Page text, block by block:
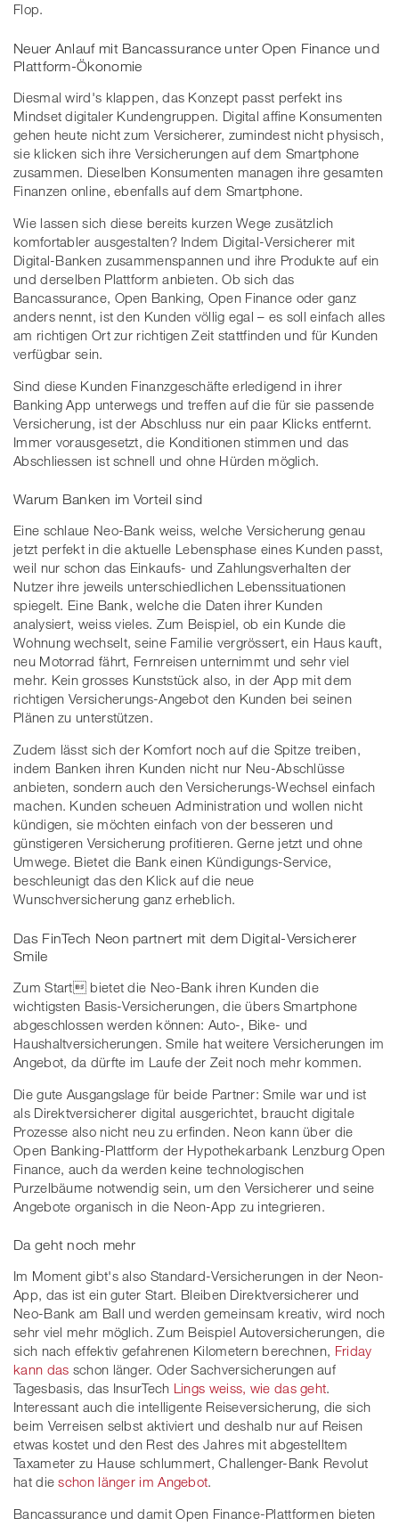
Flop.
Neuer Anlauf mit Bancassurance unter Open Finance und
Plattform-Ökonomie
Diesmal wird's klappen, das Konzept passt perfekt ins
Mindset digitaler Kundengruppen. Digital affine Konsumenten
gehen heute nicht zum Versicherer, zumindest nicht physisch,
sie klicken sich ihre Versicherungen auf dem Smartphone
zusammen. Dieselben Konsumenten managen ihre gesamten
Finanzen online, ebenfalls auf dem Smartphone.
Wie lassen sich diese bereits kurzen Wege zusätzlich
komfortabler ausgestalten? Indem Digital-Versicherer mit
Digital-Banken zusammenspannen und ihre Produkte auf ein
und derselben Plattform anbieten. Ob sich das
Bancassurance, Open Banking, Open Finance oder ganz
anders nennt, ist den Kunden völlig egal – es soll einfach alles
am richtigen Ort zur richtigen Zeit stattfinden und für Kunden
verfügbar sein.
Sind diese Kunden Finanzgeschäfte erledigend in ihrer
Banking App unterwegs und treffen auf die für sie passende
Versicherung, ist der Abschluss nur ein paar Klicks entfernt.
Immer vorausgesetzt, die Konditionen stimmen und das
Abschliessen ist schnell und ohne Hürden möglich.
Warum Banken im Vorteil sind
Eine schlaue Neo-Bank weiss, welche Versicherung genau
jetzt perfekt in die aktuelle Lebensphase eines Kunden passt,
weil nur schon das Einkaufs- und Zahlungsverhalten der
Nutzer ihre jeweils unterschiedlichen Lebenssituationen
spiegelt. Eine Bank, welche die Daten ihrer Kunden
analysiert, weiss vieles. Zum Beispiel, ob ein Kunde die
Wohnung wechselt, seine Familie vergrössert, ein Haus kauft,
neu Motorrad fährt, Fernreisen unternimmt und sehr viel
mehr. Kein grosses Kunststück also, in der App mit dem
richtigen Versicherungs-Angebot den Kunden bei seinen
Plänen zu unterstützen.
Zudem lässt sich der Komfort noch auf die Spitze treiben,
indem Banken ihren Kunden nicht nur Neu-Abschlüsse
anbieten, sondern auch den Versicherungs-Wechsel einfach
machen. Kunden scheuen Administration und wollen nicht
kündigen, sie möchten einfach von der besseren und
günstigeren Versicherung profitieren. Gerne jetzt und ohne
Umwege. Bietet die Bank einen Kündigungs-Service,
beschleunigt das den Klick auf die neue
Wunschversicherung ganz erheblich.
Das FinTech Neon partnert mit dem Digital-Versicherer
Smile
Zum Start bietet die Neo-Bank ihren Kunden die
wichtigsten Basis-Versicherungen, die übers Smartphone
abgeschlossen werden können: Auto-, Bike- und
Haushaltversicherungen. Smile hat weitere Versicherungen im
Angebot, da dürfte im Laufe der Zeit noch mehr kommen.
Die gute Ausgangslage für beide Partner: Smile war und ist
als Direktversicherer digital ausgerichtet, braucht digitale
Prozesse also nicht neu zu erfinden. Neon kann über die
Open Banking-Plattform der Hypothekarbank Lenzburg Open
Finance, auch da werden keine technologischen
Purzelbäume notwendig sein, um den Versicherer und seine
Angebote organisch in die Neon-App zu integrieren.
Da geht noch mehr
Im Moment gibt's also Standard-Versicherungen in der Neon-
App, das ist ein guter Start. Bleiben Direktversicherer und
Neo-Bank am Ball und werden gemeinsam kreativ, wird noch
sehr viel mehr möglich. Zum Beispiel Autoversicherungen, die
sich nach effektiv gefahrenen Kilometern berechnen, Friday
kann das schon länger. Oder Sachversicherungen auf
Tagesbasis, das InsurTech Lings weiss, wie das geht.
Interessant auch die intelligente Reiseversicherung, die sich
beim Verreisen selbst aktiviert und deshalb nur auf Reisen
etwas kostet und den Rest des Jahres mit abgestelltem
Taxameter zu Hause schlummert, Challenger-Bank Revolut
hat dieschon länger im Angebot.
Bancassurance und damit Open Finance-Plattformen bieten